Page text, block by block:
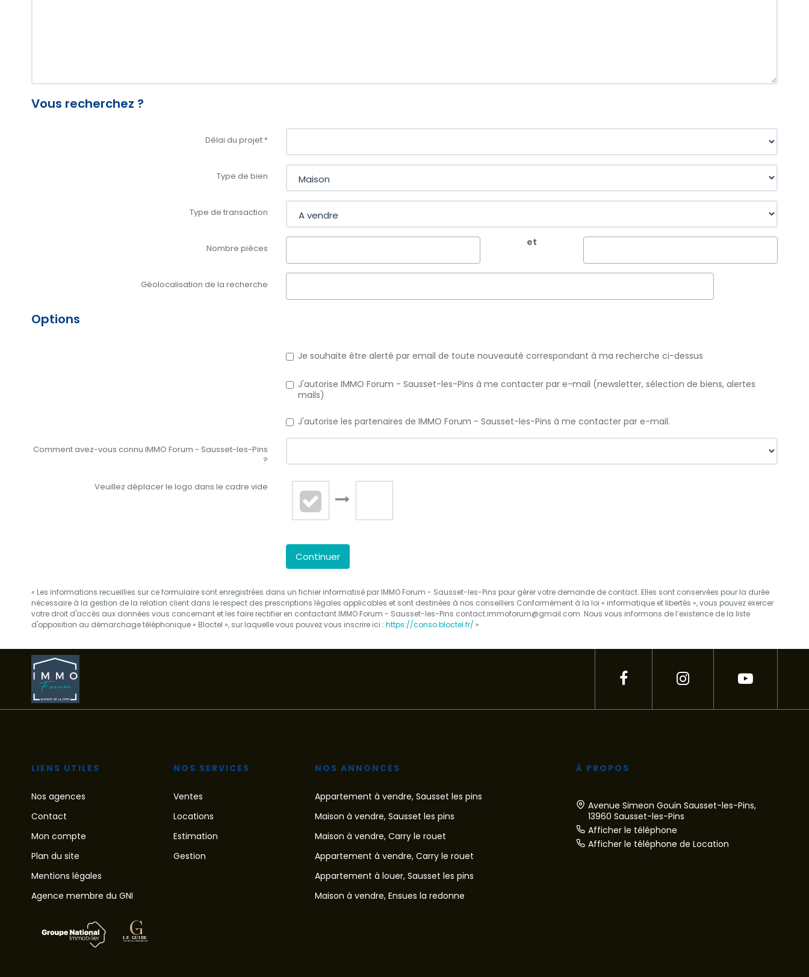
Vous recherchez ?
Délai du projet *
Type de bien
Type de transaction
Nombre pièces
et
Géolocalisation de la recherche
Options
Je souhaite être alerté par email de toute nouveauté correspondant à ma recherche ci-dessus
J'autorise IMMO Forum - Sausset-les-Pins à me contacter par e-mail (newsletter, sélection de biens, alertes
mails)
J'autorise les partenaires de IMMO Forum - Sausset-les-Pins à me contacter par e-mail.
Comment avez-vous connu IMMO Forum - Sausset-les-Pins
?
Veuillez déplacer le logo dans le cadre vide
Continuer
« Les informations recueillies sur ce formulaire sont enregistrées dans un fichier informatisé par IMMO Forum - Sausset-les-Pins pour gérer votre demande de contact. Elles sont conservées pour la durée
nécessaire à la gestion de la relation client dans le respect des prescriptions légales applicables et sont destinées à nos conseillers Conformément à la loi « informatique et libertés », vous pouvez exercer
votre droit d'accès aux données vous concernant et les faire rectifier en contactant IMMO Forum - Sausset-les-Pins contact.immoforum@gmail.com. Nous vous informons de l’existence de la liste
d'opposition au démarchage téléphonique « Bloctel », sur laquelle vous pouvez vous inscrire ici : https://conso.bloctel.fr/ »
LIENS UTILES
Nos agences
Contact
Mon compte
Plan du site
Mentions légales
Agence membre du GNI
NOS SERVICES
Ventes
Locations
Estimation
Gestion
NOS ANNONCES
Appartement à vendre, Sausset les pins
Maison à vendre, Sausset les pins
Maison à vendre, Carry le rouet
Appartement à vendre, Carry le rouet
Appartement à louer, Sausset les pins
Maison à vendre, Ensues la redonne
À PROPOS
Avenue Simeon Gouin Sausset-les-Pins,
13960 Sausset-les-Pins
Afficher le téléphone
Afficher le téléphone de Location